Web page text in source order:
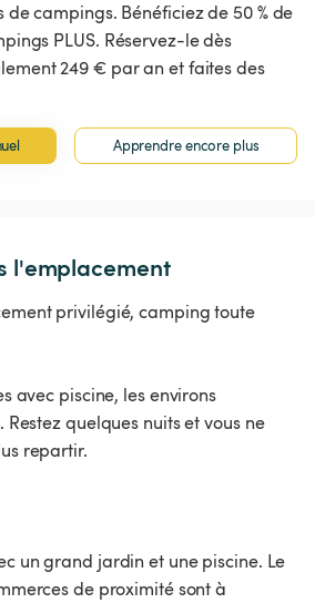
campings. Bénéficiez de 50 % de
PLUS. Réservez-le dès
249 € par an et faites des
Apprendre encore plus
l'emplacement
privilégié, camping toute
avec piscine, les environs
quelques nuits et vous ne
repartir.
un grand jardin et une piscine. Le
de proximité sont à